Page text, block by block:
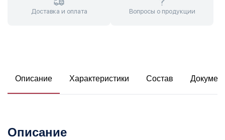
Доставка и оплата Вопросы о продукции
Описание Характеристики Состав
Описание